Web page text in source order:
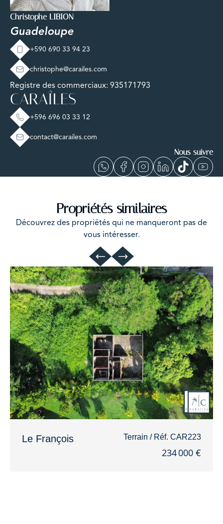
Christophe LIBION
Guadeloupe
+590 690 33 94 23
christophe@carailes.com
Registre des commerciaux: 935171793
CARAÎLES
+596 696 03 33 12
contact@carailes.com
Nous suivre
Propriétés similaires
Découvrez des propriétés qui ne manqueront pas de
vous intéresser.
Le François Terrain / Réf. CAR223
234 000 €